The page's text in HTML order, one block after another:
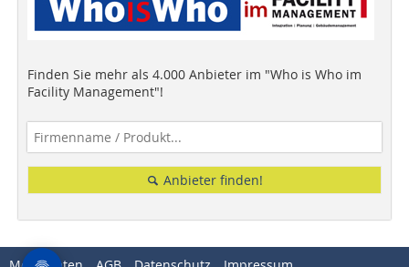
Finden Sie mehr als 4.000 Anbieter im "Who is Who im
Facility Management"!
Anbieter finden!